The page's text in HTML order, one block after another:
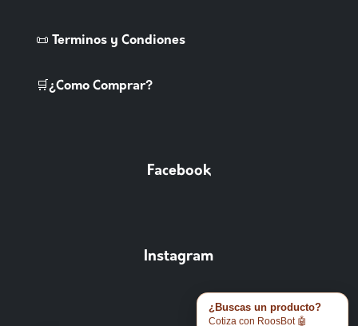
📜 Terminos y Condiones
🛒¿Como Comprar?
Facebook
Instagram
¿Buscas un producto?
Cotiza con RoosBot 🤖